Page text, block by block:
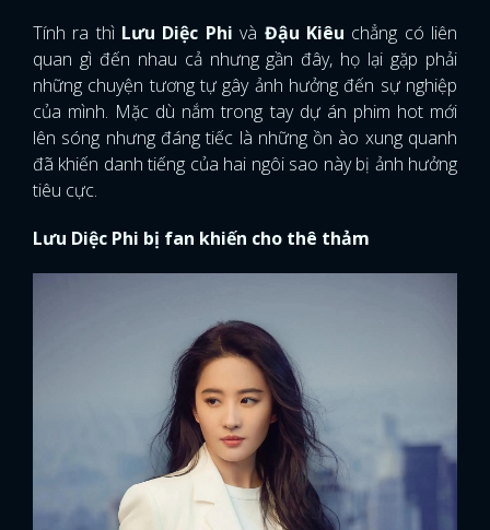
Tính ra thì Lưu Diệc Phi và Đậu Kiêu chẳng có liên
quan gì đến nhau cả nhưng gần đây, họ lại gặp phải
những chuyện tương tự gây ảnh hưởng đến sự nghiệp
của mình. Mặc dù nắm trong tay dự án phim hot mới
lên sóng nhưng đáng tiếc là những ồn ào xung quanh
đã khiến danh tiếng của hai ngôi sao này bị ảnh hưởng
tiêu cực.
Lưu Diệc Phi bị fan khiến cho thê thảm